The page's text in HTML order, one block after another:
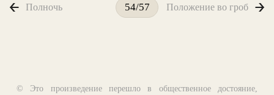
Полночь 54/57 Положение во гроб
© Это произведение перешло в общественное достояние,